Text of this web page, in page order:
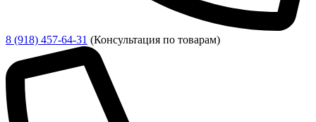
8 (918) 457-64-31 (Консультация по товарам)